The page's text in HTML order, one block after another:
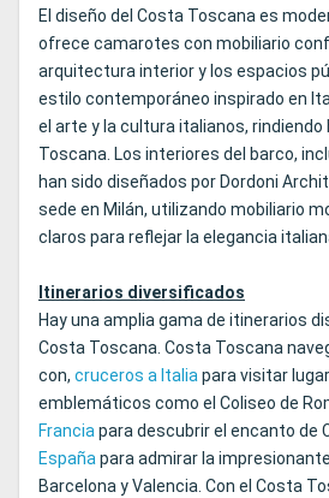
El diseño del Costa Toscana es
ofrece camarotes con mobiliario
arquitectura interior y los espacios
estilo contemporáneo inspirado en
el arte y la cultura italianos, rindiendo
Toscana. Los interiores del barco,
han sido diseñados por Dordoni
sede en Milán, utilizando mobiliario
claros para reflejar la elegancia
Itinerarios diversificados
Hay una amplia gama de itinerarios
Costa Toscana. Costa Toscana
con, cruceros a Italiapara visitar
emblemáticos como el Coliseo de
Franciapara descubrir el encanto de
Españapara admirar la
Barcelona y Valencia. Con el Costa